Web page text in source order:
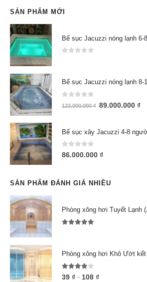
SẢN PHẨM MỚI
Bể sục Jacuzzi nóng lạnh
Bể sục Jacuzzi nóng lạnh
out of 5
123.000.000₫ 89.000.000 ₫
Bể sục xây Jacuzzi 4-8
0out of 5
86.000.000 ₫
SẢN PHẨM ĐÁNH GIÁ NHIỀU
Phòng xông hơi Tuyết Lạnh
Phòng xông hơi Khô Ướt
4.00 out of 5
39 ₫ – 108 ₫